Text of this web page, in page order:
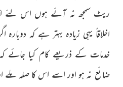
ریٹ سمجھ نہ آئے ہوں اس لئے
اخلاقاً یہی زیادہ بہتر ہے کہ
خدمات کے ذریعے کام کیا جائے
ضائع نہ ہو اور اسے اس کا صلہ ملے